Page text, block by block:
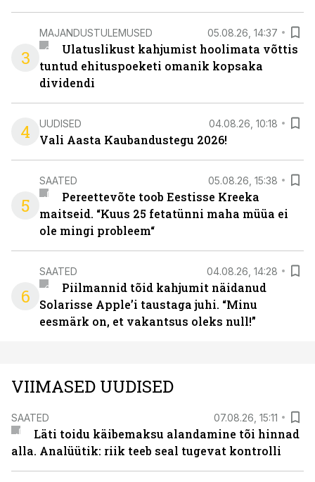
3
MAJANDUSTULEMUSED 05.08.26, 14:37
Ulatuslikust kahjumist hoolimata võttis
tuntud ehituspoeketi omanik kopsaka
dividendi
4 UUDISED 04.08.26, 10:18
Vali Aasta Kaubandustegu 2026!
5
SAATED 05.08.26, 15:38
Pereettevõte toob Eestisse Kreeka
maitseid. “Kuus 25 fetatünni maha müüa ei
ole mingi probleem“
6
SAATED 04.08.26, 14:28
Piilmannid tõid kahjumit näidanud
Solarisse Apple’i taustaga juhi. “Minu
eesmärk on, et vakantsus oleks null!”
VIIMASED UUDISED
SAATED 07.08.26, 15:11
Läti toidu käibemaksu alandamine tõi hinnad
alla. Analüütik: riik teeb seal tugevat kontrolli